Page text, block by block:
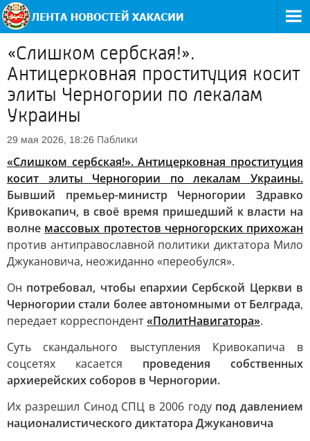
«Слишком сербская!».
Антицерковная проституция косит
элиты Черногории по лекалам
Украины
29 мая 2026, 18:26 Паблики
«Слишком сербская!». Антицерковная проституция
косит элиты Черногории по лекалам Украины.
Бывший премьер-министр Черногории Здравко
Кривокапич, в своё время пришедший к власти на
волне массовых протестов черногорских прихожан
против антиправославной политики диктатора Мило
Джукановича, неожиданно «переобулся».
Он потребовал, чтобы епархии Сербской Церкви в
Черногории стали более автономными от Белграда,
передает корреспондент«ПолитНавигатора».
Суть скандального выступления Кривокапича в
соцсетях касается проведения собственных
архиерейских соборов в Черногории.
Их разрешил Синод СПЦ в 2006 году под давлением
националистического диктатора Джукановича